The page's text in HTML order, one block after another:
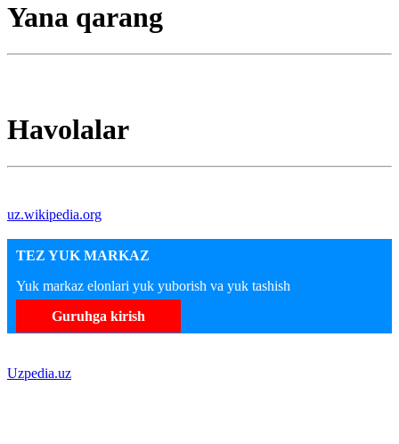
Yana qarang
Havolalar
uz.wikipedia.org
TEZ YUK MARKAZ
Yuk markaz elonlari yuk yuborish va yuk tashish
Guruhga kirish
Uzpedia.uz